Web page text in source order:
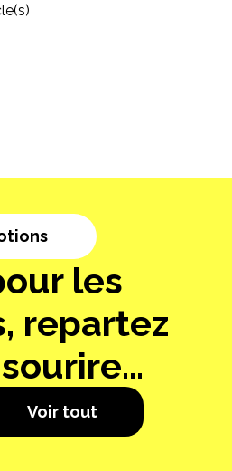
les
repartez
Voir tout